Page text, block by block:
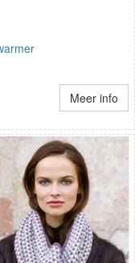
Meer info